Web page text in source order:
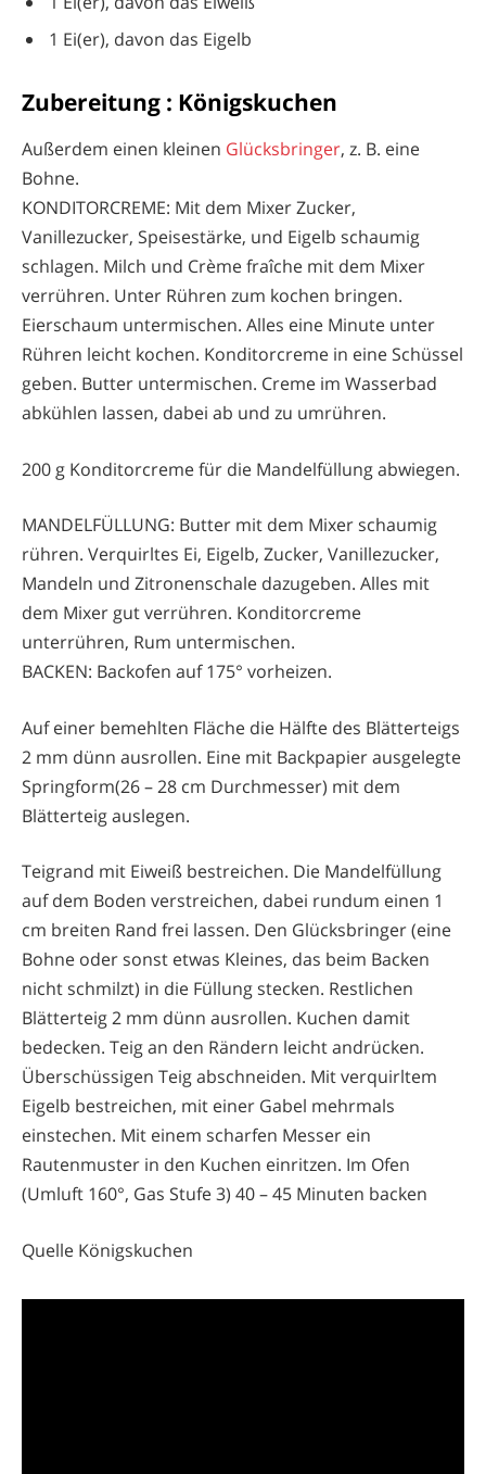
1 Ei(er), davon das Eigelb
Zubereitung : Königskuchen
Außerdem einen kleinen Glücksbringer, z. B. eine
Bohne.
KONDITORCREME: Mit dem Mixer Zucker,
Vanillezucker, Speisestärke, und Eigelb schaumig
schlagen. Milch und Crème fraîche mit dem Mixer
verrühren. Unter Rühren zum kochen bringen.
Eierschaum untermischen. Alles eine Minute unter
Rühren leicht kochen. Konditorcreme in eine Schüssel
geben. Butter untermischen. Creme im Wasserbad
abkühlen lassen, dabei ab und zu umrühren.
200 g Konditorcreme für die Mandelfüllung abwiegen.
MANDELFÜLLUNG: Butter mit dem Mixer schaumig
rühren. Verquirltes Ei, Eigelb, Zucker, Vanillezucker,
Mandeln und Zitronenschale dazugeben. Alles mit
dem Mixer gut verrühren. Konditorcreme
unterrühren, Rum untermischen.
BACKEN: Backofen auf 175° vorheizen.
Auf einer bemehlten Fläche die Hälfte des Blätterteigs
2 mm dünn ausrollen. Eine mit Backpapier ausgelegte
Springform(26 – 28 cm Durchmesser) mit dem
Blätterteig auslegen.
Teigrand mit Eiweiß bestreichen. Die Mandelfüllung
auf dem Boden verstreichen, dabei rundum einen 1
cm breiten Rand frei lassen. Den Glücksbringer (eine
Bohne oder sonst etwas Kleines, das beim Backen
nicht schmilzt) in die Füllung stecken. Restlichen
Blätterteig 2 mm dünn ausrollen. Kuchen damit
bedecken. Teig an den Rändern leicht andrücken.
Überschüssigen Teig abschneiden. Mit verquirltem
Eigelb bestreichen, mit einer Gabel mehrmals
einstechen. Mit einem scharfen Messer ein
Rautenmuster in den Kuchen einritzen. Im Ofen
(Umluft 160°, Gas Stufe 3) 40 – 45 Minuten backen
Quelle Königskuchen